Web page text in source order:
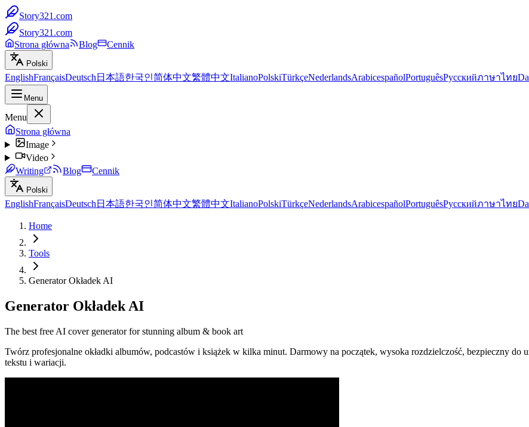
Story321.com
Story321.com
Strona główna
Blog Cennik
Polski
EnglishFrançaisDeutsch 日本語한국인简体中文繁體中文ItalianoPolskiTürkçeNederlandsArabicespañolPortuguêsРусскийภาษาไทย
Menu
Menu
Strona główna
Image
Video
Writing
Blog Cennik
Polski
EnglishFrançaisDeutsch 日本語한국인简体中文繁體中文ItalianoPolskiTürkçeNederlandsArabicespañolPortuguêsРусскийภาษาไทย
Home
Tools
Generator Okładek AI
Generator Okładek AI
The best free AI cover generator for stunning album & book art
Twórz profesjonalne okładki albumów, podcastów i książek w kilka minut. Darmowy na początek, wysoka rozdzielczość, bezpieczny
tekstu i wariacji.